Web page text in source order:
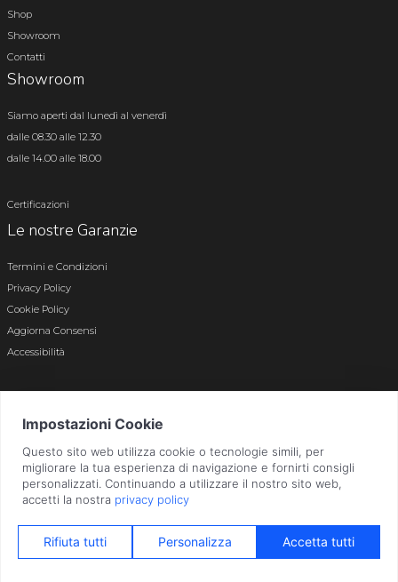
Shop
Showroom
Contatti
Showroom
Siamo aperti dal lunedì al venerdì
dalle 08.30 alle 12.30
dalle 14.00 alle 18.00
Certificazioni
Le nostre Garanzie
Termini e Condizioni
Privacy Policy
Cookie Policy
Aggiorna Consensi
Accessibilità
Bergamo n. 01496180165 · Capitale Sociale i.v. € 800.000,00